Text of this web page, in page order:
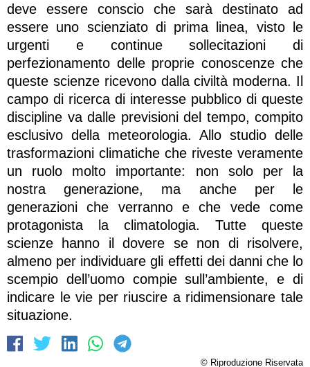
deve essere conscio che sarà destinato ad
essere uno scienziato di prima linea, visto le
urgenti e continue sollecitazioni di
perfezionamento delle proprie conoscenze che
queste scienze ricevono dalla civiltà moderna. Il
campo di ricerca di interesse pubblico di queste
discipline va dalle previsioni del tempo, compito
esclusivo della meteorologia. Allo studio delle
trasformazioni climatiche che riveste veramente
un ruolo molto importante: non solo per la
nostra generazione, ma anche per le
generazioni che verranno e che vede come
protagonista la climatologia. Tutte queste
scienze hanno il dovere se non di risolvere,
almeno per individuare gli effetti dei danni che lo
scempio dell’uomo compie sull’ambiente, e di
indicare le vie per riuscire a ridimensionare tale
situazione.
© Riproduzione Riservata